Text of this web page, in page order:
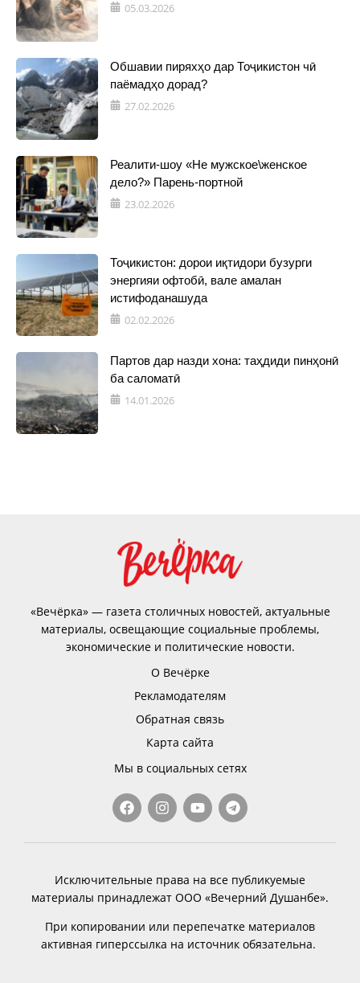
05.03.2026
Обшавии пиряхҳо дар Тоҷикистон чӣ
паёмадҳо дорад?
27.02.2026
Реалити-шоу «Не мужское\женское
дело?» Парень-портной
23.02.2026
Тоҷикистон: дорои иқтидори бузурги
энергияи офтобӣ, вале амалан
истифоданашуда
02.02.2026
Партов дар назди хона: таҳдиди пинҳонӣ
ба саломатӣ
14.01.2026
«Вечёрка» — газета столичных новостей, актуальные
материалы, освещающие социальные проблемы,
экономические и политические новости.
О Вечёрке
Рекламодателям
Обратная связь
Карта сайта
Мы в социальных сетях
Исключительные права на все публикуемые
материалы принадлежат ООО «Вечерний Душанбе».
При копировании или перепечатке материалов
активная гиперссылка на источник обязательна.